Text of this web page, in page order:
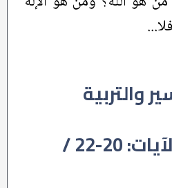
والتربية
سورة الحشر، الآيات: 20-22 /